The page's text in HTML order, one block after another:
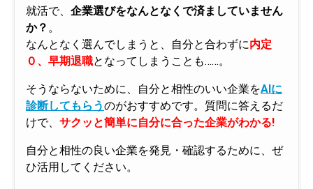
就活で、 企業選びをなんとなくで済ましていません
か？ 。
なんとなく選んでしまうと、自分と合わずに内定
０、早期退職となってしまうことも……。
そうならないために、自分と相性のいい企業をAIに
診断してもらうのがおすすめです。質問に答えるだ
けで、 サクッと簡単に自分に合った企業がわかる!
自分と相性の良い企業を発見・確認するために、ぜ
ひ活用してください。